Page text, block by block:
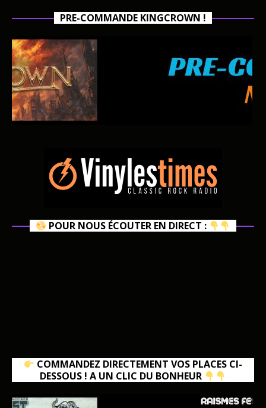
PRE-COMMANDE KINGCROWN !
POUR NOUS ÉCOUTER EN DIRECT :
COMMANDEZ DIRECTEMENT VOS PLACES CI-
DESSOUS ! A UN CLIC DU BONHEUR